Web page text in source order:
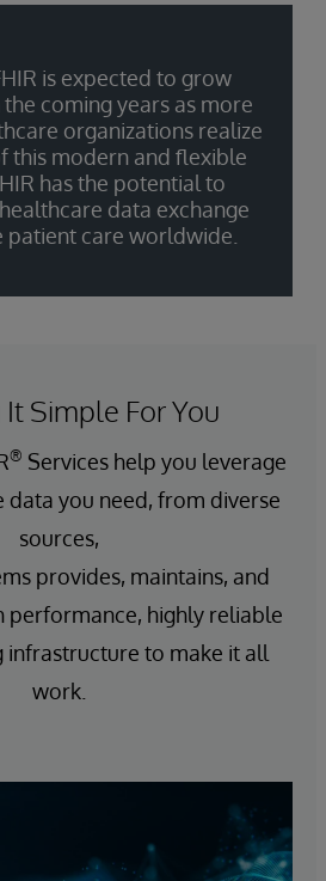
is expected to grow
coming years as more
organizations realize
this modern and flexible
has the potential to
data exchange
patient care worldwide.
Simple For You
® Services help you leverage
data you need, from diverse
sources,
provides, maintains, and
performance, highly reliable
infrastructure to make it all
work.